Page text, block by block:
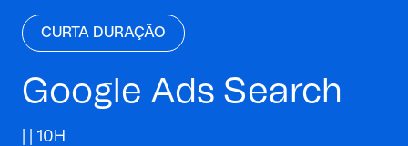
CURTA DURAÇÃO
Google Ads Search
10H